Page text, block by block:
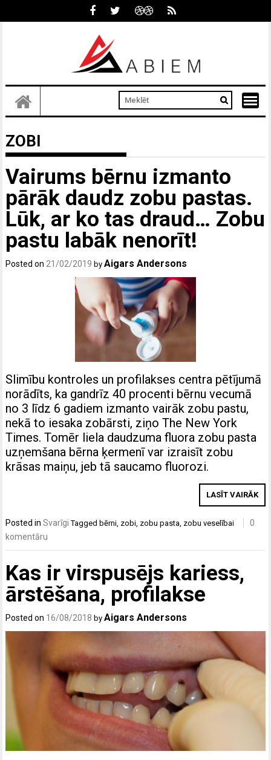
ZOBI
Vairums bērnu izmanto
pārāk daudz zobu pastas.
Lūk, ar ko tas draud… Zobu
pastu labāk nenorīt!
Posted on21/02/2019 byAigars Andersons
Slimību kontroles un profilakses centra pētījumā
norādīts, ka gandrīz 40 procenti bērnu vecumā
no 3 līdz 6 gadiem izmanto vairāk zobu pastu,
nekā to iesaka zobārsti, ziņo The New York
Times. Tomēr liela daudzuma fluora zobu pasta
uzņemšana bērna ķermenī var izraisīt zobu
krāsas maiņu, jeb tā saucamo fluorozi.
LASĪT VAIRĀK
Posted inSvarīgi Tagged bērni, zobi, zobu pasta, zobu veselībai
0
komentāru
Kas ir virspusējs kariess,
ārstēšana, profilakse
Posted on 16/08/2018 byAigars Andersons